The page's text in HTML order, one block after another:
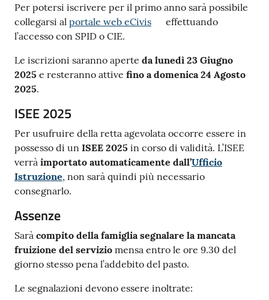
Per potersi iscrivere per il primo anno sarà possibile
collegarsi al portale web eCivis
effettuando
l’accesso con SPID o CIE.
Le iscrizioni saranno aperte da lunedì 23 Giugno
2025 e resteranno attive fino a domenica 24 Agosto
2025.
ISEE 2025
Per usufruire della retta agevolata occorre essere in
possesso di un ISEE 2025 in corso di validità. L’ISEE
verrà importato automaticamente dall’Ufficio
Istruzione, non sarà quindi più necessario
consegnarlo.
Assenze
Sarà compito della famiglia segnalare la mancata
fruizione del servizio mensa entro le ore 9.30 del
giorno stesso pena l’addebito del pasto.
Le segnalazioni devono essere inoltrate: